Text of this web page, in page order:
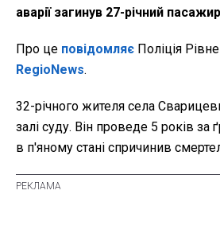
аварії загинув 27-річний пасажир
Про це повідомляє Поліція
RegioNews.
32-річного жителя села
залі суду. Він проведе 5 років за
в п'яному стані спричинив